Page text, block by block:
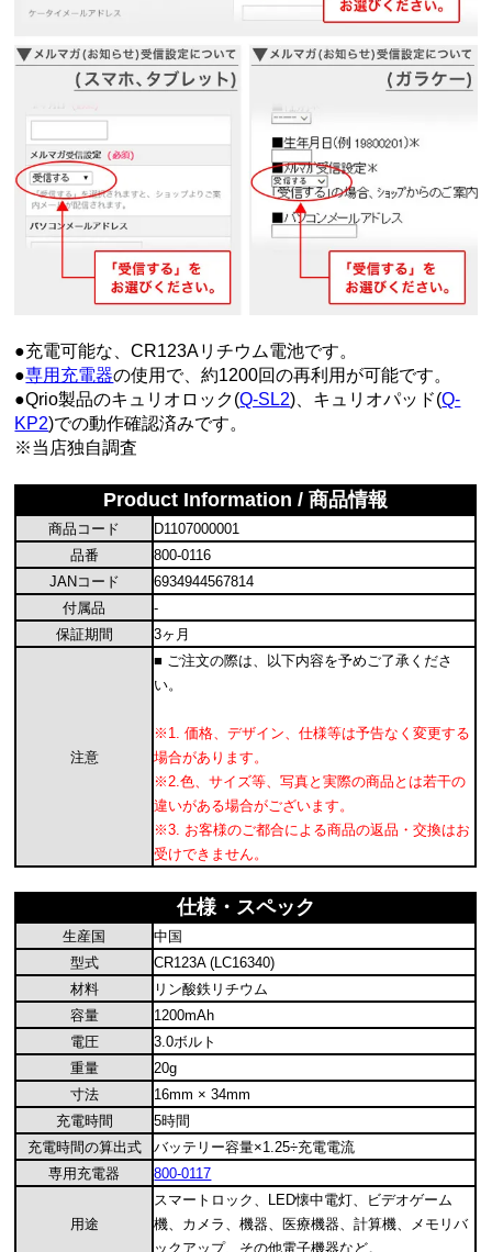
●充電可能な、CR123Aリチウム電池です。
●専用充電器の使用で、約1200回の再利用が可能です。
●Qrio製品のキュリオロック(Q-SL2)、キュリオパッド(Q-
KP2)での動作確認済みです。
※当店独自調査
Product Information / 商品情報
商品コード
D1107000001
品番
800-0116
JANコード
6934944567814
付属品
-
保証期間
3ヶ月
注意
■ ご注文の際は、以下内容を予めご了承くださ
い。
※1. 価格、デザイン、仕様等は予告なく変更する
場合があります。
※2.色、サイズ等、写真と実際の商品とは若干の
違いがある場合がございます。
※3. お客様のご都合による商品の返品・交換はお
受けできません。
仕様・スペック
生産国
中国
型式
CR123A (LC16340)
材料
リン酸鉄リチウム
容量
1200mAh
電圧
3.0ボルト
重量
20g
寸法
16mm × 34mm
充電時間
5時間
充電時間の算出式
バッテリー容量×1.25÷充電電流
専用充電器
800-0117
用途
スマートロック、LED懐中電灯、ビデオゲーム
機、カメラ、機器、医療機器、計算機、メモリバ
ックアップ、その他電子機器など。